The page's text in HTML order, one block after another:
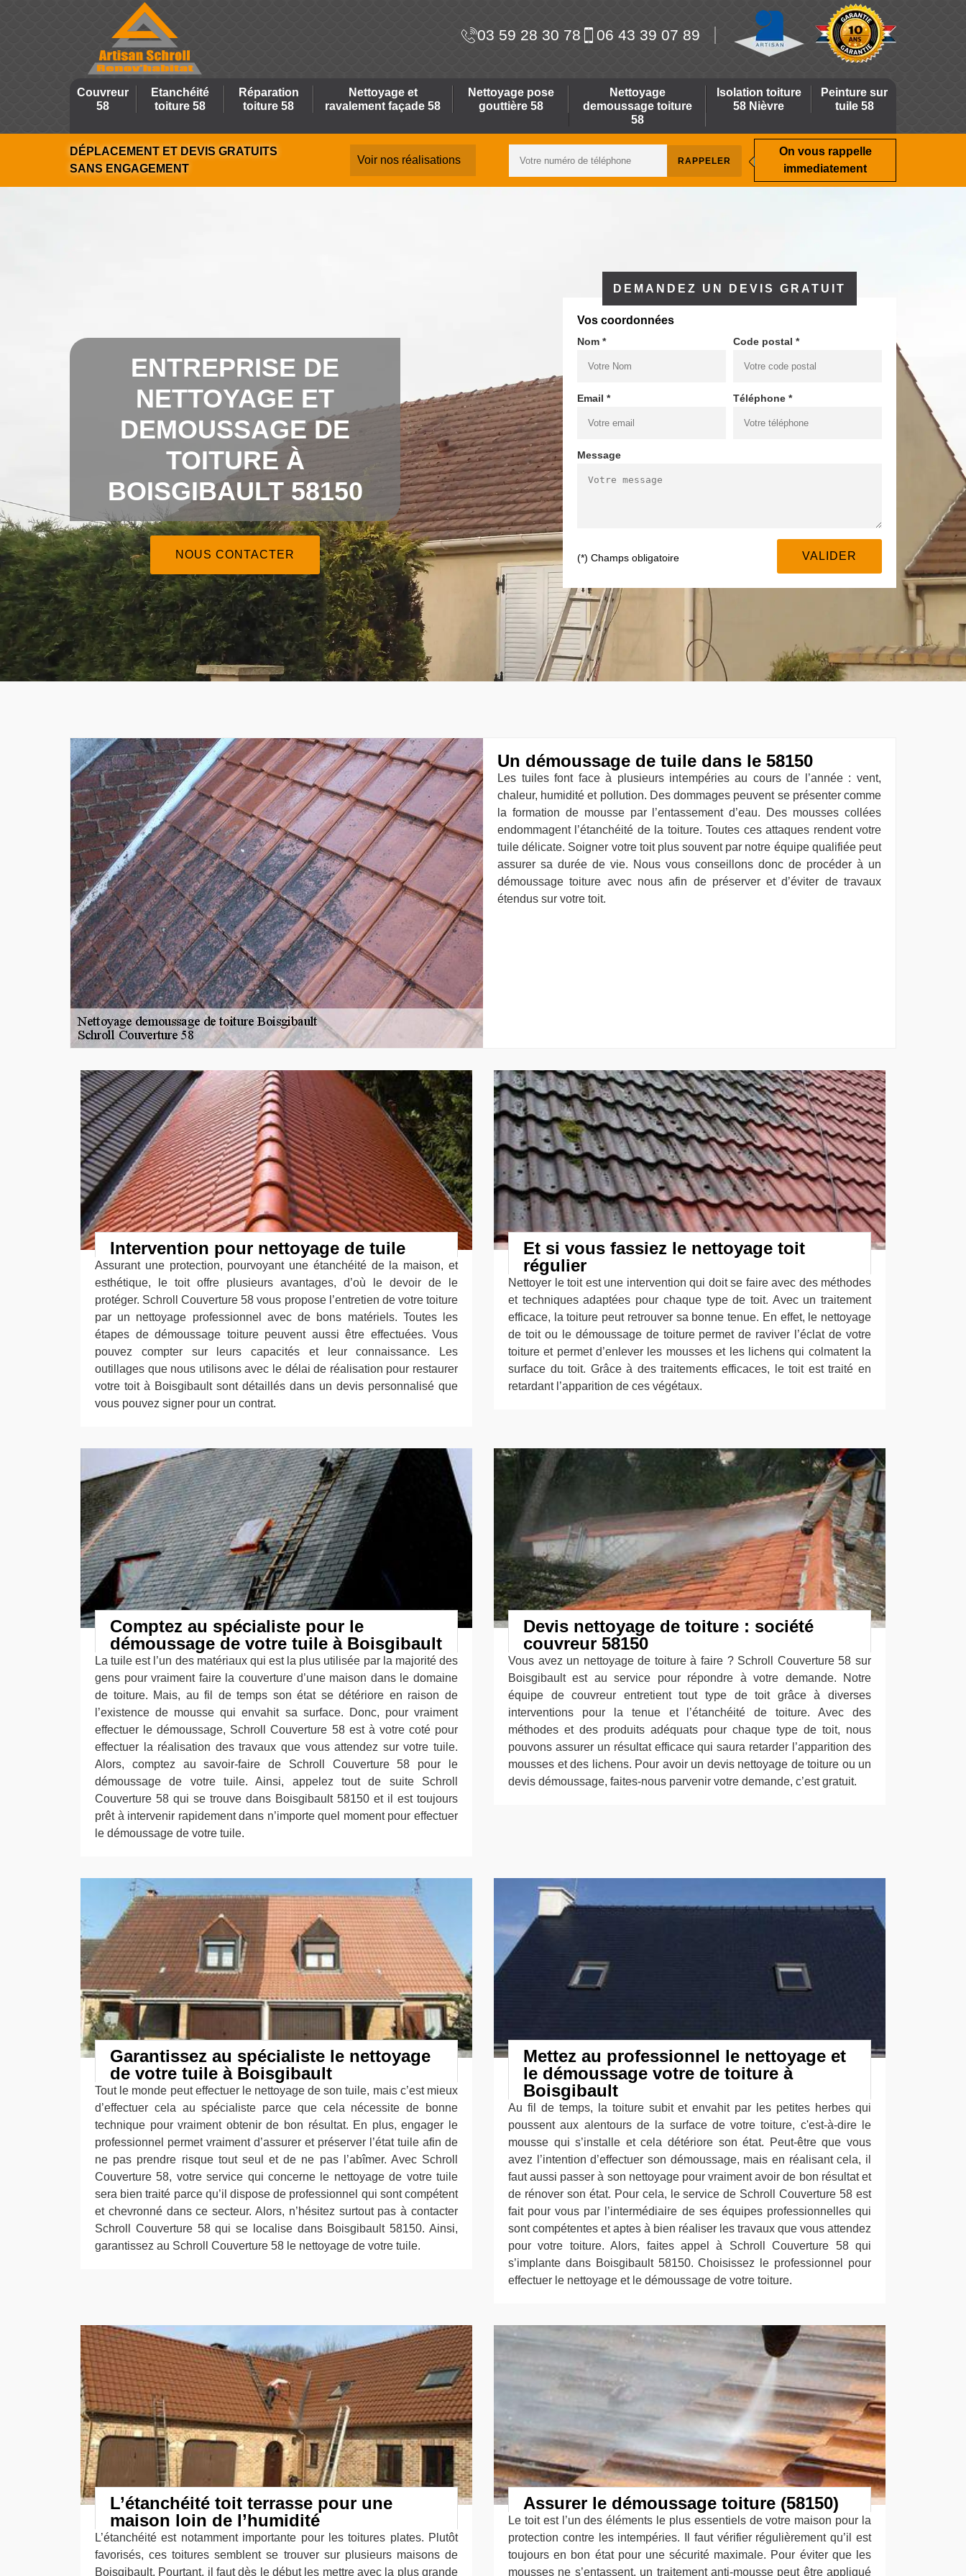
03 59 28 30 78 06 43 39 07 89
Couvreur
58
Etanchéité
toiture 58
Réparation
toiture 58
Nettoyage et
ravalement façade 58
Nettoyage pose
gouttière 58
Nettoyage
demoussage toiture
58
Isolation toiture
58 Nièvre
Peinture sur
tuile 58
DÉPLACEMENT ET DEVIS GRATUITS
SANS ENGAGEMENT
Voir nos réalisations
On vous rappelle
immediatement
ENTREPRISE DE
NETTOYAGE ET
DEMOUSSAGE DE
TOITURE À
BOISGIBAULT 58150
NOUS CONTACTER
DEMANDEZ UN DEVIS GRATUIT
Vos coordonnées
Nom * Code postal *
Email * Téléphone *
Message
(*) Champs obligatoire
Un démoussage de tuile dans le 58150
Les tuiles font face à plusieurs intempéries au cours de l’année : vent,
chaleur, humidité et pollution. Des dommages peuvent se présenter comme
la formation de mousse par l’entassement d’eau. Des mousses collées
endommagent l’étanchéité de la toiture. Toutes ces attaques rendent votre
tuile délicate. Soigner votre toit plus souvent par notre équipe qualifiée peut
assurer sa durée de vie. Nous vous conseillons donc de procéder à un
démoussage toiture avec nous afin de préserver et d’éviter de travaux
étendus sur votre toit.
Intervention pour nettoyage de tuile
Assurant une protection, pourvoyant une étanchéité de la maison, et
esthétique, le toit offre plusieurs avantages, d’où le devoir de le
protéger. Schroll Couverture 58 vous propose l’entretien de votre toiture
par un nettoyage professionnel avec de bons matériels. Toutes les
étapes de démoussage toiture peuvent aussi être effectuées. Vous
pouvez compter sur leurs capacités et leur connaissance. Les
outillages que nous utilisons avec le délai de réalisation pour restaurer
votre toit à Boisgibault sont détaillés dans un devis personnalisé que
vous pouvez signer pour un contrat.
Et si vous fassiez le nettoyage toit
régulier
Nettoyer le toit est une intervention qui doit se faire avec des méthodes
et techniques adaptées pour chaque type de toit. Avec un traitement
efficace, la toiture peut retrouver sa bonne tenue. En effet, le nettoyage
de toit ou le démoussage de toiture permet de raviver l’éclat de votre
toiture et permet d’enlever les mousses et les lichens qui colmatent la
surface du toit. Grâce à des traitements efficaces, le toit est traité en
retardant l’apparition de ces végétaux.
Comptez au spécialiste pour le
démoussage de votre tuile à Boisgibault
La tuile est l’un des matériaux qui est la plus utilisée par la majorité des
gens pour vraiment faire la couverture d’une maison dans le domaine
de toiture. Mais, au fil de temps son état se détériore en raison de
l’existence de mousse qui envahit sa surface. Donc, pour vraiment
effectuer le démoussage, Schroll Couverture 58 est à votre coté pour
effectuer la réalisation des travaux que vous attendez sur votre tuile.
Alors, comptez au savoir-faire de Schroll Couverture 58 pour le
démoussage de votre tuile. Ainsi, appelez tout de suite Schroll
Couverture 58 qui se trouve dans Boisgibault 58150 et il est toujours
prêt à intervenir rapidement dans n’importe quel moment pour effectuer
le démoussage de votre tuile.
Devis nettoyage de toiture : société
couvreur 58150
Vous avez un nettoyage de toiture à faire ? Schroll Couverture 58 sur
Boisgibault est au service pour répondre à votre demande. Notre
équipe de couvreur entretient tout type de toit grâce à diverses
interventions pour la tenue et l’étanchéité de toiture. Avec des
méthodes et des produits adéquats pour chaque type de toit, nous
pouvons assurer un résultat efficace qui saura retarder l’apparition des
mousses et des lichens. Pour avoir un devis nettoyage de toiture ou un
devis démoussage, faites-nous parvenir votre demande, c’est gratuit.
Garantissez au spécialiste le nettoyage
de votre tuile à Boisgibault
Tout le monde peut effectuer le nettoyage de son tuile, mais c’est mieux
d’effectuer cela au spécialiste parce que cela nécessite de bonne
technique pour vraiment obtenir de bon résultat. En plus, engager le
professionnel permet vraiment d’assurer et préserver l’état tuile afin de
ne pas prendre risque tout seul et de ne pas l’abîmer. Avec Schroll
Couverture 58, votre service qui concerne le nettoyage de votre tuile
sera bien traité parce qu’il dispose de professionnel qui sont compétent
et chevronné dans ce secteur. Alors, n’hésitez surtout pas à contacter
Schroll Couverture 58 qui se localise dans Boisgibault 58150. Ainsi,
garantissez au Schroll Couverture 58 le nettoyage de votre tuile.
Mettez au professionnel le nettoyage et
le démoussage votre de toiture à
Boisgibault
Au fil de temps, la toiture subit et envahit par les petites herbes qui
poussent aux alentours de la surface de votre toiture, c'est-à-dire le
mousse qui s’installe et cela détériore son état. Peut-être que vous
avez l’intention d’effectuer son démoussage, mais en réalisant cela, il
faut aussi passer à son nettoyage pour vraiment avoir de bon résultat et
de rénover son état. Pour cela, le service de Schroll Couverture 58 est
fait pour vous par l’intermédiaire de ses équipes professionnelles qui
sont compétentes et aptes à bien réaliser les travaux que vous attendez
pour votre toiture. Alors, faites appel à Schroll Couverture 58 qui
s’implante dans Boisgibault 58150. Choisissez le professionnel pour
effectuer le nettoyage et le démoussage de votre toiture.
L’étanchéité toit terrasse pour une
maison loin de l’humidité
L’étanchéité est notamment importante pour les toitures plates. Plutôt
favorisés, ces toitures semblent se trouver sur plusieurs maisons de
Boisgibault. Pourtant, il faut dès le début les mettre avec la plus grande
Assurer le démoussage toiture (58150)
Le toit est l’un des éléments le plus essentiels de votre maison pour la
protection contre les intempéries. Il faut vérifier régulièrement qu’il est
toujours en bon état pour une sécurité maximale. Pour éviter que les
mousses ne s’entassent, un traitement anti-mousse peut être appliqué